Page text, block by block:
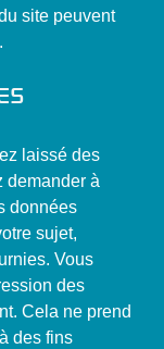
site peuvent
laissé des
demander à
données
sujet,
Vous
des
Cela ne prend
des fins